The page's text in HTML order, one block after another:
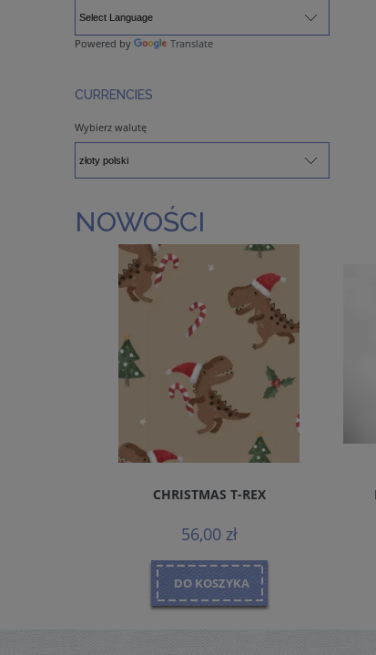
Powered by Translate
CURRENCIES
Wybierz walutę
NOWOŚCI
CHRISTMAS T-REX
56,00 zł
DO KOSZYKA